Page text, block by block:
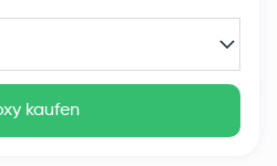
kaufen